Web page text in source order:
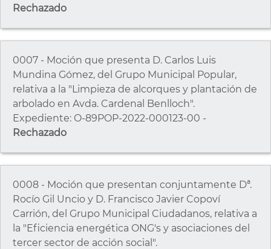
Rechazado
0007 - Moción que presenta D. Carlos Luis
Mundina Gómez, del Grupo Municipal Popular,
relativa a la "Limpieza de alcorques y plantación de
arbolado en Avda. Cardenal Benlloch".
Expediente: O-89POP-2022-000123-00 -
Rechazado
0008 - Moción que presentan conjuntamente Dª.
Rocío Gil Uncio y D. Francisco Javier Copoví
Carrión, del Grupo Municipal Ciudadanos, relativa a
la "Eficiencia energética ONG's y asociaciones del
tercer sector de acción social".